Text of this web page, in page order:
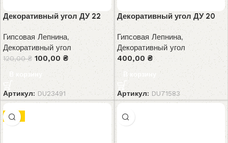
Декоративный угол ДУ 22
Гипсовая Лепнина,
Декоративный угол
120,00₴ 100,00 ₴
В корзину
Артикул:DU23491
Декоративный угол ДУ 20
Гипсовая Лепнина,
Декоративный угол
400,00 ₴
В корзину
Артикул: DU71583
-8%